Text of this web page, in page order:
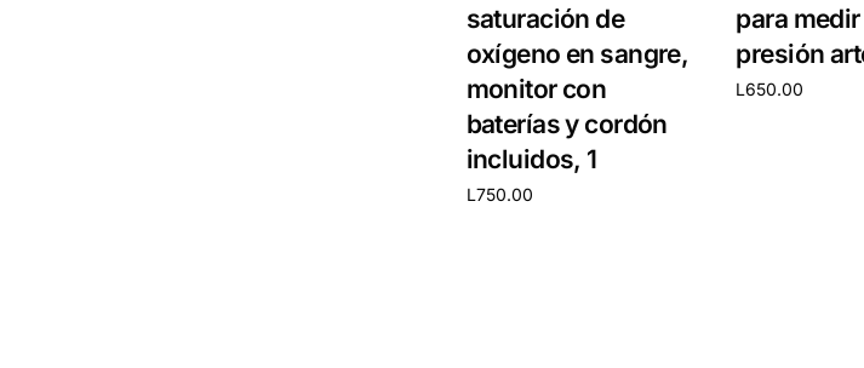
saturación de
oxígeno en sangre,
monitor con
baterías y cordón
incluidos, 1
L750.00
para
presión
L650.00